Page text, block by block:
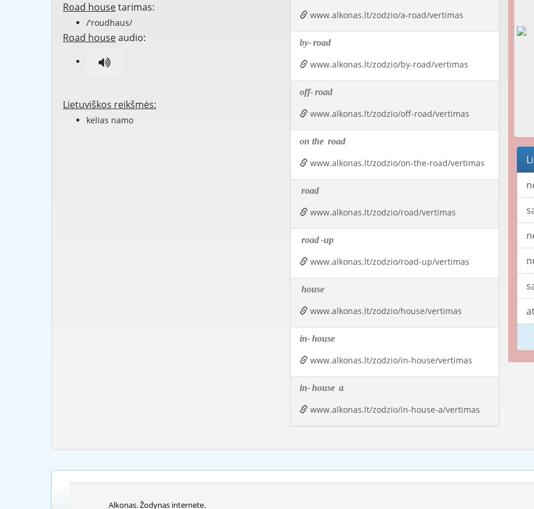
Road housetarimas:
/'roudhaus/
Road houseaudio:
Lietuviškos reikšmės:
kelias namo
www.alkonas.lt/zodzio/a-road/vertimas
by-road
www.alkonas.lt/zodzio/by-road/vertimas
off-road
www.alkonas.lt/zodzio/off-road/vertimas
on the road
www.alkonas.lt/zodzio/on-the-road/vertimas
road
www.alkonas.lt/zodzio/road/vertimas
road-up
www.alkonas.lt/zodzio/road-up/vertimas
house
www.alkonas.lt/zodzio/house/vertimas
in-house
www.alkonas.lt/zodzio/in-house/vertimas
in-house a
www.alkonas.lt/zodzio/in-house-a/vertimas
Alkonas. Žodynas internete.